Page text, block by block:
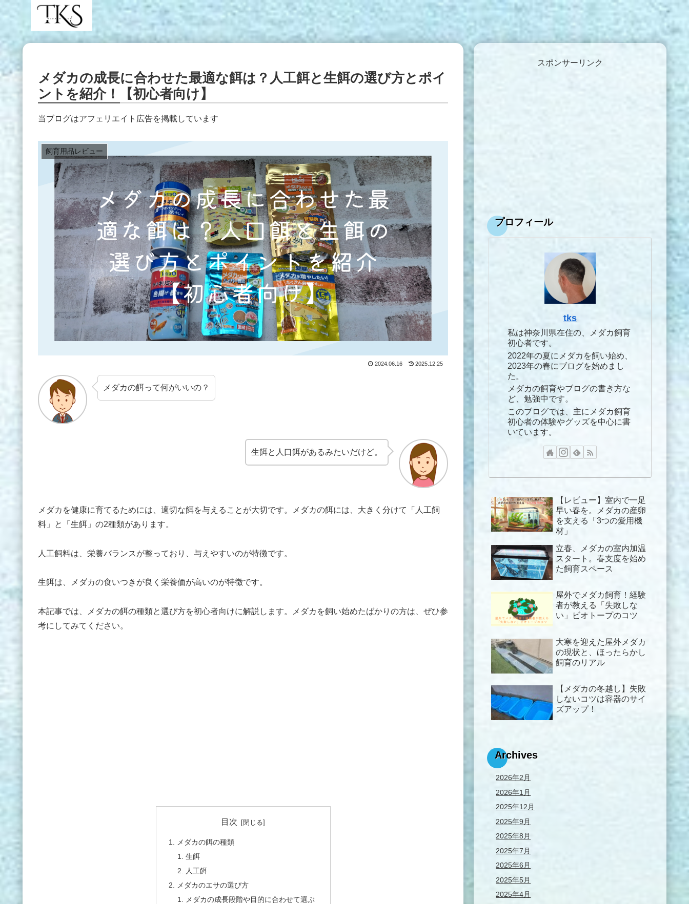
メダカの成長に合わせた最適な餌は？人工餌と生餌の選び方とポイ
ントを紹介！【初心者向け】
当ブログはアフェリエイト広告を掲載しています
飼育用品レビュー
2024.06.16 2025.12.25
メダカの餌って何がいいの？
生餌と人口餌があるみたいだけど。
メダカを健康に育てるためには、適切な餌を与えることが大切です。メダカの餌には、大きく分けて「人工飼
料」と「生餌」の2種類があります。
人工飼料は、栄養バランスが整っており、与えやすいのが特徴です。
生餌は、メダカの食いつきが良く栄養価が高いのが特徴です。
本記事では、メダカの餌の種類と選び方を初心者向けに解説します。メダカを飼い始めたばかりの方は、ぜひ参
考にしてみてください。
目次
メダカの餌の種類
生餌
人工餌
メダカのエサの選び方
メダカの成長段階や目的に合わせて選ぶ
スポンサーリンク
プロフィール
tks
私は神奈川県在住の、メダカ飼育
初心者です。
2022年の夏にメダカを飼い始め、
2023年の春にブログを始めまし
た。
メダカの飼育やブログの書き方な
ど、勉強中です。
このブログでは、主にメダカ飼育
初心者の体験やグッズを中心に書
いています。
【レビュー】室内で一足
早い春を。メダカの産卵
を支える「3つの愛用機
材」
立春、メダカの室内加温
スタート。春支度を始め
た飼育スペース
屋外でメダカ飼育！経験
者が教える「失敗しな
い」ビオトープのコツ
大寒を迎えた屋外メダカ
の現状と、ほったらかし
飼育のリアル
【メダカの冬越し】失敗
しないコツは容器のサイ
ズアップ！
Archives
2026年2月
2026年1月
2025年12月
2025年9月
2025年8月
2025年7月
2025年6月
2025年5月
2025年4月